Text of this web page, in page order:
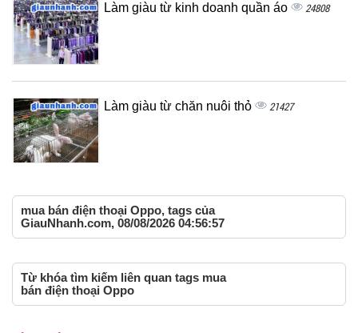
Làm giàu từ kinh doanh quần áo 24808
Làm giàu từ chăn nuôi thỏ 21427
mua bán điện thoại Oppo, tags của
GiauNhanh.com, 08/08/2026 04:56:57
Từ khóa tìm kiếm liên quan tags mua
bán điện thoại Oppo